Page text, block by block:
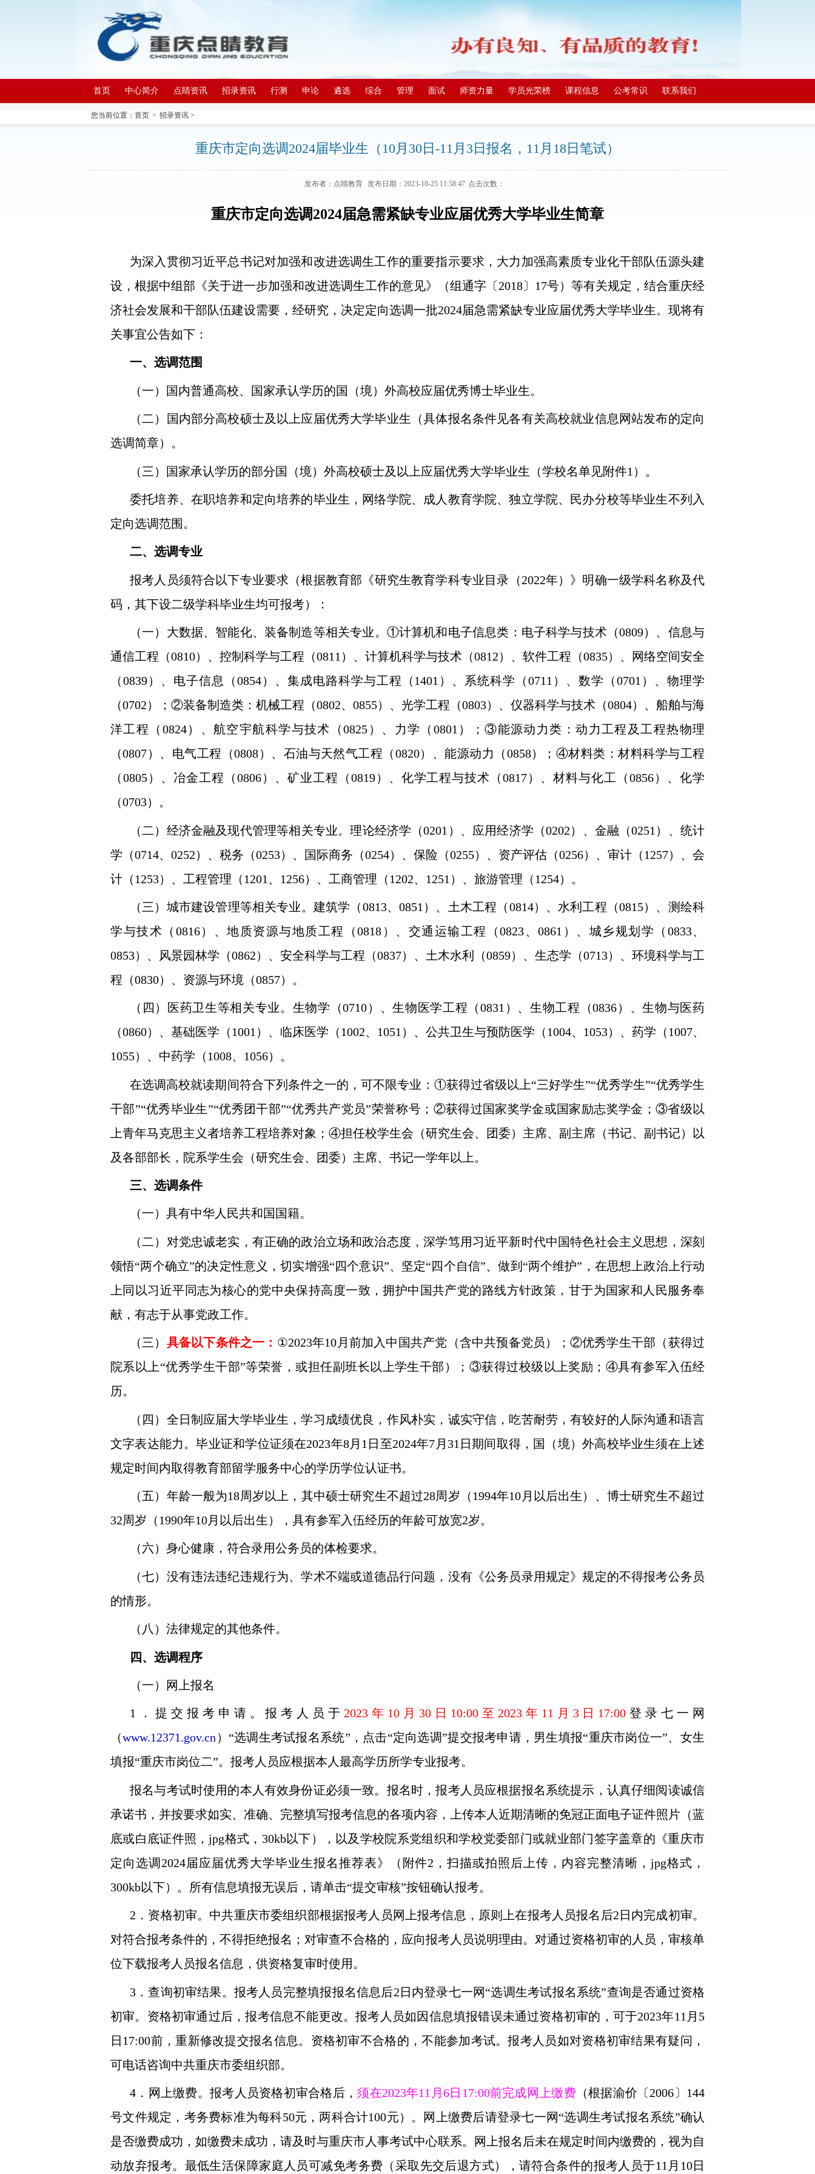
首页 中心简介 点睛资讯 招录资讯 行测 申论 遴选 综合 管理 面试 师资力量 学员光荣榜 课程信息 公考常识 联系我们
您当前位置： 首页 > 招录资讯>
重庆市定向选调2024届毕业生（10月30日-11月3日报名，11月18日笔试）
发布者：点睛教育 发布日期：2023-10-25 11:58:47 点击次数：
重庆市定向选调2024届急需紧缺专业应届优秀大学毕业生简章
为深入贯彻习近平总书记对加强和改进选调生工作的重要指示要求，大力加强高素质专业化干部队伍源头建
设，根据中组部《关于进一步加强和改进选调生工作的意见》（组通字〔2018〕 17号）等有关规定，结合重庆经
济社会发展和干部队伍建设需要，经研究，决定定向选调一批2024届急需紧缺专业应届优秀大学毕业生。现将有
关事宜公告如下：
一、选调范围
（一）国内普通高校、国家承认学历的国（境）外高校应届优秀博士毕业生。
（二）国内部分高校硕士及以上应届优秀大学毕业生（具体报名条件见各有关高校就业信息网站发布的定向
选调简章）。
（三）国家承认学历的部分国（境）外高校硕士及以上应届优秀大学毕业生（学校名单见附件1 ）。
委托培养、在职培养和定向培养的毕业生，网络学院、成人教育学院、独立学院、民办分校等毕业生不列入
定向选调范围。
二、选调专业
报考人员须符合以下专业要求（根据教育部《研究生教育学科专业目录（2022年）》明确一级学科名称及代
码，其下设二级学科毕业生均可报考）：
（一）大数据、智能化、装备制造等相关专业。①计算机和电子信息类：电子科学与技术（0809）、信息与
通信工程（0810）、控制科学与工程（0811 ）、计算机科学与技术（0812）、软件工程（0835）、网络空间安全
（0839）、电子信息（0854）、集成电路科学与工程（1401 ）、系统科学（0711 ）、数学（0701 ）、物理学
（0702）；②装备制造类：机械工程（0802、 0855）、光学工程（0803）、仪器科学与技术（0804）、船舶与海
洋工程（ 0824）、航空宇航科学与技术（0825 ）、力学（ 0801 ）；③能源动力类：动力工程及工程热物理
（0807）、电气工程（0808）、石油与天然气工程（0820）、能源动力（0858）；④材料类：材料科学与工程
（0805）、冶金工程（0806）、矿业工程（0819）、化学工程与技术（0817）、材料与化工（0856）、化学
（0703）。
（二）经济金融及现代管理等相关专业。理论经济学（0201 ）、应用经济学（0202）、金融（0251 ）、统计
学（0714、 0252）、税务（0253）、国际商务（0254）、保险（0255）、资产评估（0256）、审计（1257）、会
计（1253）、工程管理（1201 、 1256）、工商管理（1202、 1251 ）、旅游管理（1254）。
（三）城市建设管理等相关专业。建筑学（0813、0851 ）、土木工程（0814）、水利工程（0815）、测绘科
学与技术（ 0816）、地质资源与地质工程（0818 ）、交通运输工程（0823、 0861 ）、城乡规划学（ 0833、
0853）、风景园林学（0862）、安全科学与工程（0837）、土木水利（0859）、生态学（0713）、环境科学与工
程（0830）、资源与环境（0857）。
（四）医药卫生等相关专业。生物学（0710）、生物医学工程（0831 ）、生物工程（0836）、生物与医药
（0860）、基础医学（1001 ）、临床医学（1002、 1051 ）、公共卫生与预防医学（1004、 1053）、药学（1007、
1055）、中药学（1008、 1056）。
在选调高校就读期间符合下列条件之一的，可不限专业：①获得过省级以上“三好学生”“优秀学生”“优秀学生
干部”“优秀毕业生”“优秀团干部”“优秀共产党员”荣誉称号；②获得过国家奖学金或国家励志奖学金；③省级以
上青年马克思主义者培养工程培养对象；④担任校学生会（研究生会、团委）主席、副主席（书记、副书记）以
及各部部长，院系学生会（研究生会、团委）主席、书记一学年以上。
三、选调条件
（一）具有中华人民共和国国籍。
（二）对党忠诚老实，有正确的政治立场和政治态度，深学笃用习近平新时代中国特色社会主义思想，深刻
领悟“两个确立”的决定性意义，切实增强“四个意识”、坚定“四个自信”、做到“两个维护”，在思想上政治上行动
上同以习近平同志为核心的党中央保持高度一致，拥护中国共产党的路线方针政策，甘于为国家和人民服务奉
献，有志于从事党政工作。
（三） 具备以下条件之一： ①2023年10 月前加入中国共产党（含中共预备党员）；②优秀学生干部（获得过
院系以上“优秀学生干部”等荣誉，或担任副班长以上学生干部）；③获得过校级以上奖励；④具有参军入伍经
历。
（四）全日制应届大学毕业生，学习成绩优良，作风朴实，诚实守信，吃苦耐劳，有较好的人际沟通和语言
文字表达能力。毕业证和学位证须在2023年8月 1 日至2024年7 月 31 日期间取得，国（境）外高校毕业生须在上述
规定时间内取得教育部留学服务中心的学历学位认证书。
（五）年龄一般为18周岁以上，其中硕士研究生不超过28周岁（1994年10 月以后出生）、博士研究生不超过
32周岁（1990年10月以后出生），具有参军入伍经历的年龄可放宽2岁。
（六）身心健康，符合录用公务员的体检要求。
（七）没有违法违纪违规行为、学术不端或道德品行问题，没有《公务员录用规定》规定的不得报考公务员
的情形。
（八）法律规定的其他条件。
四、选调程序
（一）网上报名
1 ．提交报考申请。报考人员于 2023 年 10 月 30日 10:00至 2023年 11 月 3日 17:00 登录七一网
（www.12371.gov.cn ）“选调生考试报名系统”，点击“定向选调”提交报考申请，男生填报“重庆市岗位一”、女生
填报“重庆市岗位二”。报考人员应根据本人最高学历所学专业报考。
报名与考试时使用的本人有效身份证必须一致。报名时，报考人员应根据报名系统提示，认真仔细阅读诚信
承诺书，并按要求如实、准确、完整填写报考信息的各项内容，上传本人近期清晰的免冠正面电子证件照片（蓝
底或白底证件照，jpg格式， 30kb以下），以及学校院系党组织和学校党委部门或就业部门签字盖章的《重庆市
定向选调 2024届应届优秀大学毕业生报名推荐表》（附件2 ，扫描或拍照后上传，内容完整清晰，jpg格式，
300kb以下）。所有信息填报无误后，请单击“提交审核”按钮确认报考。
2 ．资格初审。中共重庆市委组织部根据报考人员网上报考信息，原则上在报考人员报名后2 日内完成初审。
对符合报考条件的，不得拒绝报名；对审查不合格的，应向报考人员说明理由。对通过资格初审的人员，审核单
位下载报考人员报名信息，供资格复审时使用。
3 ．查询初审结果。报考人员完整填报报名信息后2日内登录七一网“选调生考试报名系统”查询是否通过资格
初审。资格初审通过后，报考信息不能更改。报考人员如因信息填报错误未通过资格初审的，可于2023年11 月 5
日17:00前，重新修改提交报名信息。资格初审不合格的，不能参加考试。报考人员如对资格初审结果有疑问，
可电话咨询中共重庆市委组织部。
4 ．网上缴费。报考人员资格初审合格后，须在2023年11 月 6日 17:00前完成网上缴费 （根据渝价〔2006〕 144
号文件规定，考务费标准为每科50元，两科合计100元）。网上缴费后请登录七一网“选调生考试报名系统”确认
是否缴费成功，如缴费未成功，请及时与重庆市人事考试中心联系。网上报名后未在规定时间内缴费的，视为自
动放弃报考。最低生活保障家庭人员可减免考务费（采取先交后退方式），请符合条件的报考人员于11 月 10日